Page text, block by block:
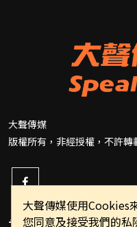
大聲傳媒使用Cookies
您同意及接受我們的私
大聲傳媒
版權所有，非經授權，不許轉